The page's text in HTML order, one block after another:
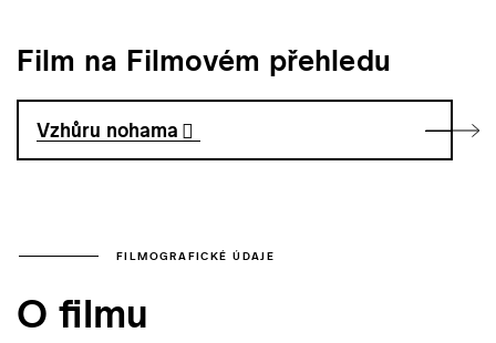
Film na Filmovém přehledu
Vzhůru nohama
FILMOGRAFICKÉ ÚDAJE
O filmu